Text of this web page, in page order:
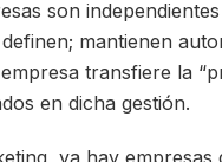
son
mantienen
transfiere la
en dicha gestión.
ya hay